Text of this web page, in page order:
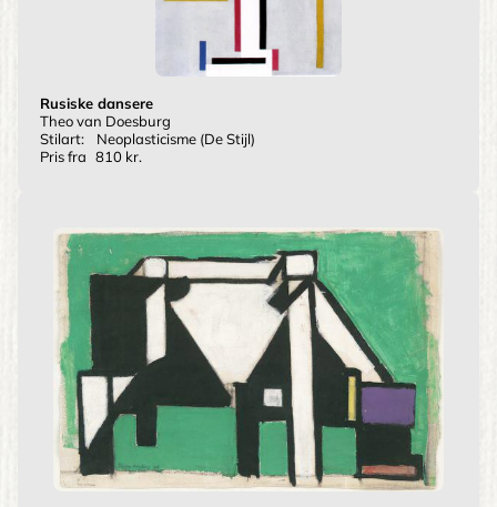
Rusiske dansere
Theo van Doesburg
Stilart:
Neoplasticisme (De Stijl)
Pris fra 810 kr.